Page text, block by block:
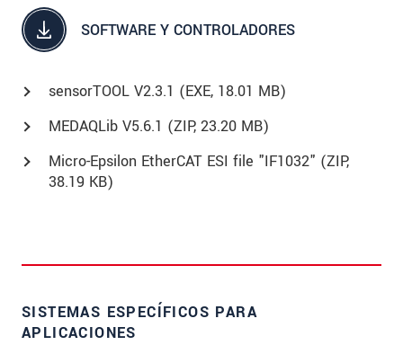
SOFTWARE Y CONTROLADORES
sensorTOOL V2.3.1 (EXE, 18.01 MB)
MEDAQLib V5.6.1 (ZIP, 23.20 MB)
Micro-Epsilon EtherCAT ESI file "IF1032" (ZIP,
38.19 KB)
SISTEMAS ESPECÍFICOS PARA
APLICACIONES